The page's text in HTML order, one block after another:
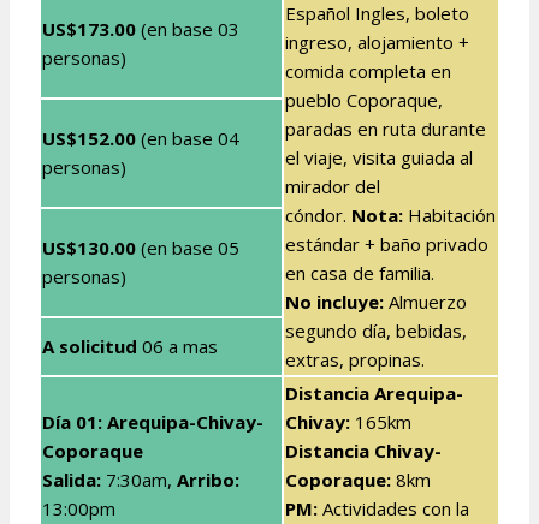
Español Ingles, boleto
ingreso, alojamiento +
comida completa en
pueblo Coporaque,
paradas en ruta durante
el viaje, visita guiada al
mirador del
cóndor. Nota: Habitación
estándar + baño privado
en casa de familia.
No incluye: Almuerzo
segundo día, bebidas,
extras, propinas.
US$173.00 (en base 03
personas)
US$152.00 (en base 04
personas)
US$130.00 (en base 05
personas)
A solicitud 06 a mas
Día 01: Arequipa-Chivay-
Coporaque
Salida: 7:30am, Arribo:
13:00pm
Distancia Arequipa-
Chivay: 165km
Distancia Chivay-
Coporaque: 8km
PM: Actividades con la